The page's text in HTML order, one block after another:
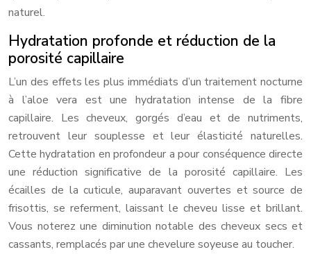
naturel.
Hydratation profonde et réduction de la
porosité capillaire
L’un des effets les plus immédiats d’un traitement nocturne
à l’aloe vera est une hydratation intense de la fibre
capillaire. Les cheveux, gorgés d’eau et de nutriments,
retrouvent leur souplesse et leur élasticité naturelles.
Cette hydratation en profondeur a pour conséquence directe
une réduction significative de la porosité capillaire. Les
écailles de la cuticule, auparavant ouvertes et source de
frisottis, se referment, laissant le cheveu lisse et brillant.
Vous noterez une diminution notable des cheveux secs et
cassants, remplacés par une chevelure soyeuse au toucher.